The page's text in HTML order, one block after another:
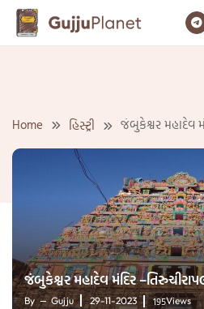
Skip
Home હિસ્ટ્રી જંબુકેશ્વર મહાદેવ
જંબુકેશ્વર મહાદેવ મંદિર
By Gujju 29-11-2023 195Views